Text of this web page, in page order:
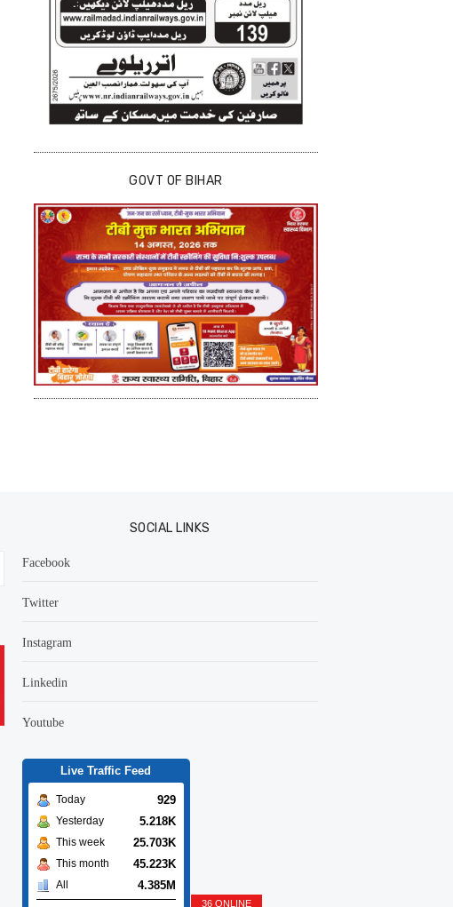
GOVT OF BIHAR
SOCIAL LINKS
Facebook
Twitter
Instagram
Linkedin
Youtube
Live Traffic Feed
Today 929
Yesterday 5.218K
This week 25.703K
This month 45.223K
All 4.385M
36 ONLINE